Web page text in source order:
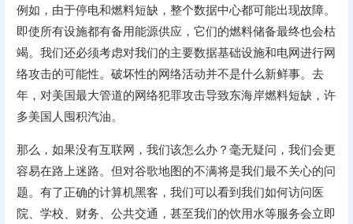
例如，由于停电和燃料短缺，整个数据中心都可能出现故障。
即使所有设施都有备用能源供应，它们的燃料储备最终也会枯
竭。我们还必须考虑对我们的主要数据基础设施和电网进行网
络攻击的可能性。破坏性的网络活动并不是什么新鲜事。去
年，对美国最大管道的网络犯罪攻击导致东海岸燃料短缺，许
多美国人囤积汽油。
那么，如果没有互联网，我们该怎么办？毫无疑问，我们会更
容易在路上迷路。但对谷歌地图的不满将是我们最不关心的问
题。有了正确的计算机黑客，我们可以看到我们如何访问医
院、学校、财务、公共交通，甚至我们的饮用水等服务会立即